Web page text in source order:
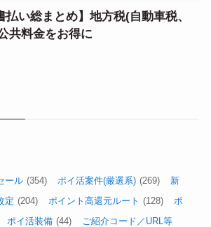
払い総まとめ】地方税(自動車税、
共料金をお得に
ール (354) ポイ活案件(厳選系) (269)
新
定 (204) ポイント高還元ルート (128)
ポ
ポイ活装備 (44)
ご紹介コード／URL等